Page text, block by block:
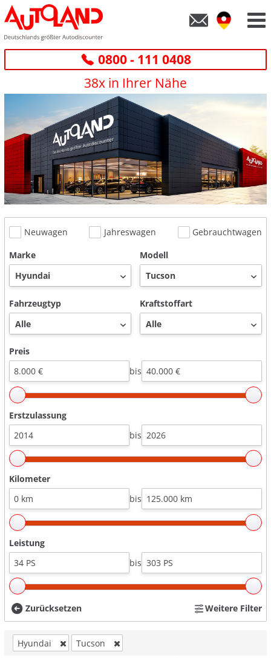
0800 - 111 0408
38x in Ihrer Nähe
Neuwagen Jahreswagen
Gebrauchtwagen
Marke
Modell
Fahrzeugtyp Kraftstoffart
Preis
bis
Erstzulassung
bis
Kilometer
bis
Leistung
bis
Zurücksetzen Weitere Filter
Hyundai Tucson